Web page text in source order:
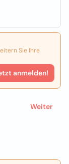
Sie Ihre
anmelden!
Weiter